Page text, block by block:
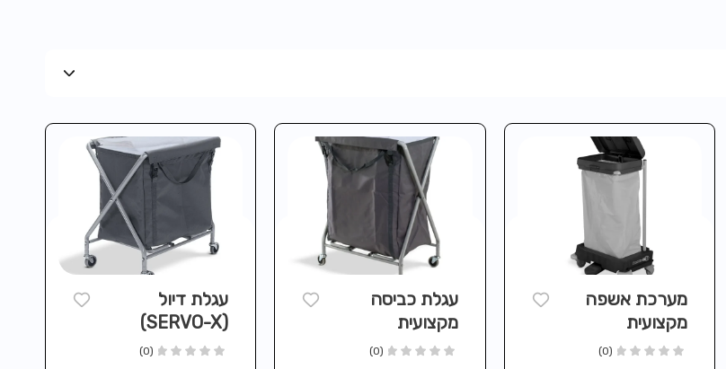
מערכת אשפה
מקצועית
NUMATIC
(0)
עגלת כביסה
מקצועית
NUMATIC
(0)
עגלת דיול
(SERVO-X)
מקצועית NX1501
(0)